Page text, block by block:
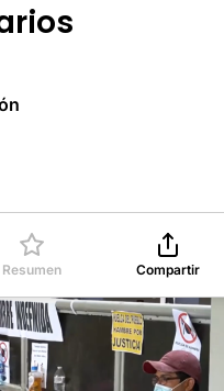
Resumen Compartir